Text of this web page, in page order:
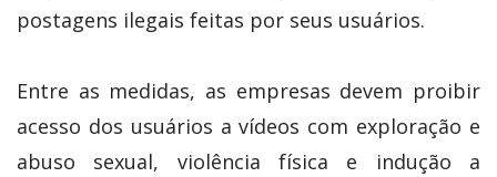
postagens ilegais feitas por seus usuários.
Entre as medidas, as empresas devem proibir
acesso dos usuários a vídeos com exploração e
abuso sexual, violência física e indução a